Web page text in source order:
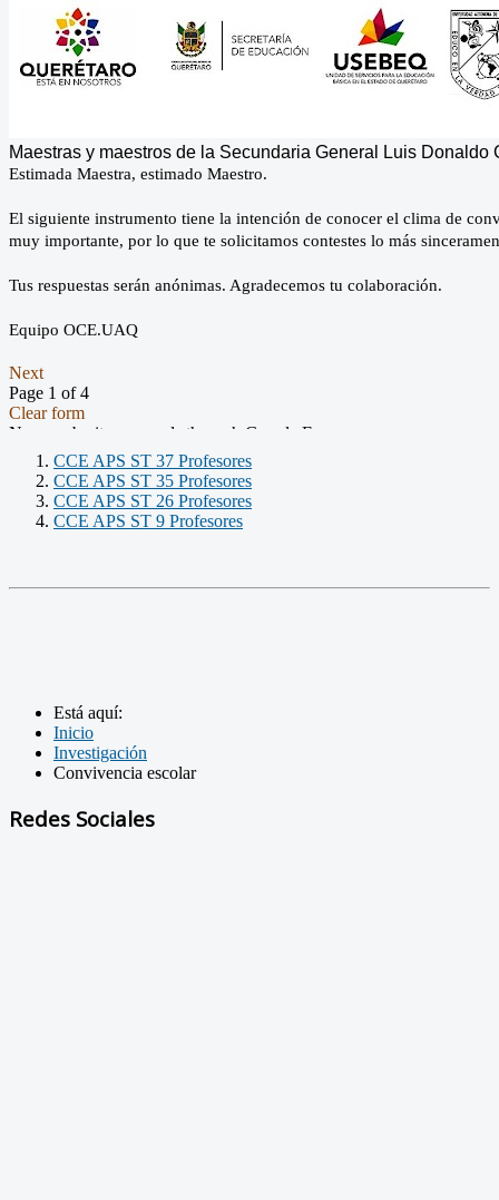
CCE APS ST 37 Profesores
CCE APS ST 35 Profesores
CCE APS ST 26 Profesores
CCE APS ST 9 Profesores
Está aquí:
Inicio
Investigación
Convivencia escolar
Redes Sociales